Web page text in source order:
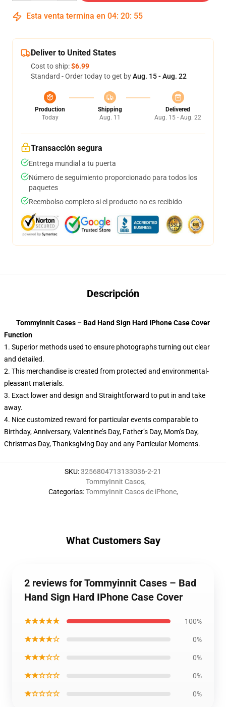
Esta venta termina en 04: 20: 54
Deliver to United States
Cost to ship:$6.99
Standard - Order today to get byAug. 15 - Aug. 22
Production
Today
Shipping
Aug. 11
Delivered
Aug. 15 - Aug. 22
Transacción segura
Entrega mundial a tu puerta
Número de seguimiento proporcionado para todos los
paquetes
Reembolso completo si el producto no es recibido
Descripción
Tommyinnit Cases – Bad Hand Sign Hard IPhone Case Cover
Function
1. Superior methods used to ensure photographs turning out clear
and detailed.
2. This merchandise is created from protected and environmental-
pleasant materials.
3. Exact lower and design and Straightforward to put in and take
away.
4. Nice customized reward for particular events comparable to
Birthday, Anniversary, Valentine’s Day, Father’s Day, Mom’s Day,
Christmas Day, Thanksgiving Day and any Particular Moments.
SKU:3256804713133036-2-21
Categorías:
TommyInnit Casos,
TommyInnit Casos de iPhone,
What Customers Say
2 reviews for Tommyinnit Cases – Bad
Hand Sign Hard IPhone Case Cover
★★★★★ 100%
★★★★☆ 0%
★★★☆☆ 0%
★★☆☆☆ 0%
★☆☆☆☆ 0%